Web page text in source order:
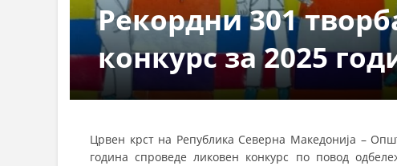
Рекордни 301
конкурс за 2025
Црвен крст на Република Северна Македонија –
година спроведе ликовен конкурс по повод